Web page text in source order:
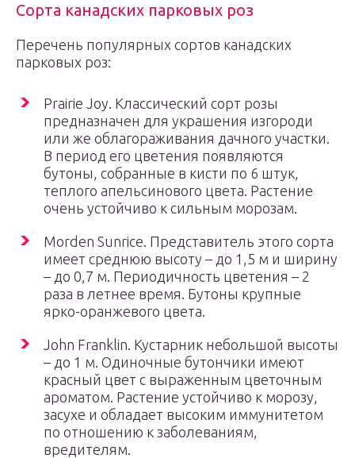
Сорта канадских парковых роз
Перечень популярных сортов канадских
парковых роз:
Prairie Joy. Классический сорт розы
предназначен для украшения изгороди
или же облагораживания дачного участки.
В период его цветения появляются
бутоны, собранные в кисти по 6 штук,
теплого апельсинового цвета. Растение
очень устойчиво к сильным морозам.
Morden Sunrice. Представитель этого сорта
имеет среднюю высоту – до 1,5 м и ширину
– до 0,7 м. Периодичность цветения – 2
раза в летнее время. Бутоны крупные
ярко-оранжевого цвета.
John Franklin. Кустарник небольшой высоты
– до 1 м. Одиночные бутончики имеют
красный цвет с выраженным цветочным
ароматом. Растение устойчиво к морозу,
засухе и обладает высоким иммунитетом
по отношению к заболеваниям,
вредителям.